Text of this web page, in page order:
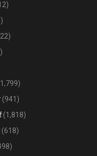
(941)
(1,818)
(618)